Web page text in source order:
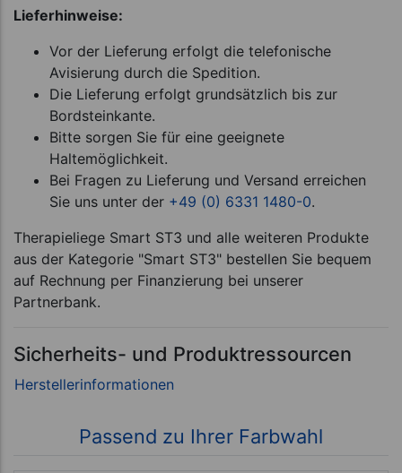
Lieferhinweise:
Vor der Lieferung erfolgt die telefonische
Avisierung durch die Spedition.
Die Lieferung erfolgt grundsätzlich bis zur
Bordsteinkante.
Bitte sorgen Sie für eine geeignete
Haltemöglichkeit.
Bei Fragen zu Lieferung und Versand erreichen
Sie uns unter der +49 (0) 6331 1480-0.
Therapieliege Smart ST3 und alle weiteren Produkte
aus der Kategorie "Smart ST3" bestellen Sie bequem
auf Rechnung per Finanzierung bei unserer
Partnerbank.
Sicherheits- und Produktressourcen
Passend zu Ihrer Farbwahl